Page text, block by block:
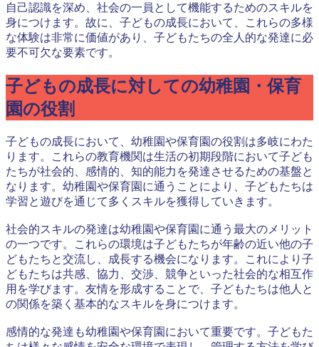
自己認識を深め、社会の一員として機能するためのスキルを
身につけます。故に、子どもの成長において、これらの多様
な体験は非常に価値があり、子どもたちの全人的な発達に必
要不可欠な要素です。
子どもの成長に対しての幼稚園・保育
園の役割
子どもの成長において、幼稚園や保育園の役割は多岐にわた
ります。これらの教育機関は生活の初期段階において子ども
たちが社会的、感情的、知的能力を発達させるための基盤と
なります。幼稚園や保育園に通うことにより、子どもたちは
学習と遊びを通じて多くスキルを獲得していきます。
社会的スキルの発達は幼稚園や保育園に通う最大のメリット
の一つです。これらの環境は子どもたちが年齢の近い他の子
どもたちと交流し、成長する機会になります。これにより子
どもたちは共感、協力、交渉、競争といった社会的な相互作
用を学びます。友情を形成することで、子どもたちは他人と
の関係を築く基本的なスキルを身につけます。
感情的な発達も幼稚園や保育園において重要です。子どもた